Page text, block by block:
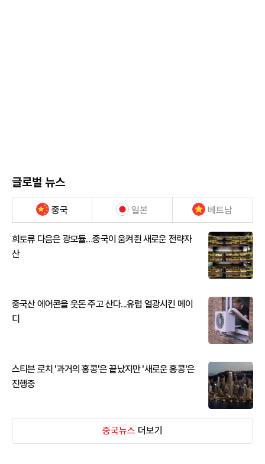
글로벌 뉴스
중국 일본 베트남
희토류 다음은 광모듈…중국이 움켜쥔 새로운 전략자
산
중국산 에어콘을 웃돈 주고 산다...유럽 열광시킨 메이
디
스티븐 로치 '과거의 홍콩'은 끝났지만 '새로운 홍콩'은
진행중
중국뉴스 더보기